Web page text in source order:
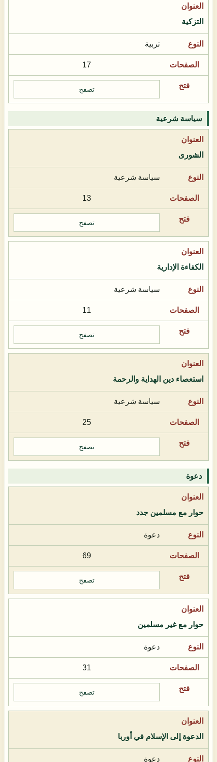
التزكية
تربية
17
تصفح
سياسة شرعية
الشورى
سياسة شرعية
13
تصفح
الكفاءة الإدارية
سياسة شرعية
11
تصفح
استعصاء دين الهداية والرحمة
سياسة شرعية
25
تصفح
دعوة
حوار مع مسلمين جدد
دعوة
69
تصفح
حوار مع غير مسلمين
دعوة
31
تصفح
الدعوة إلى الإسلام في أوربا
دعوة